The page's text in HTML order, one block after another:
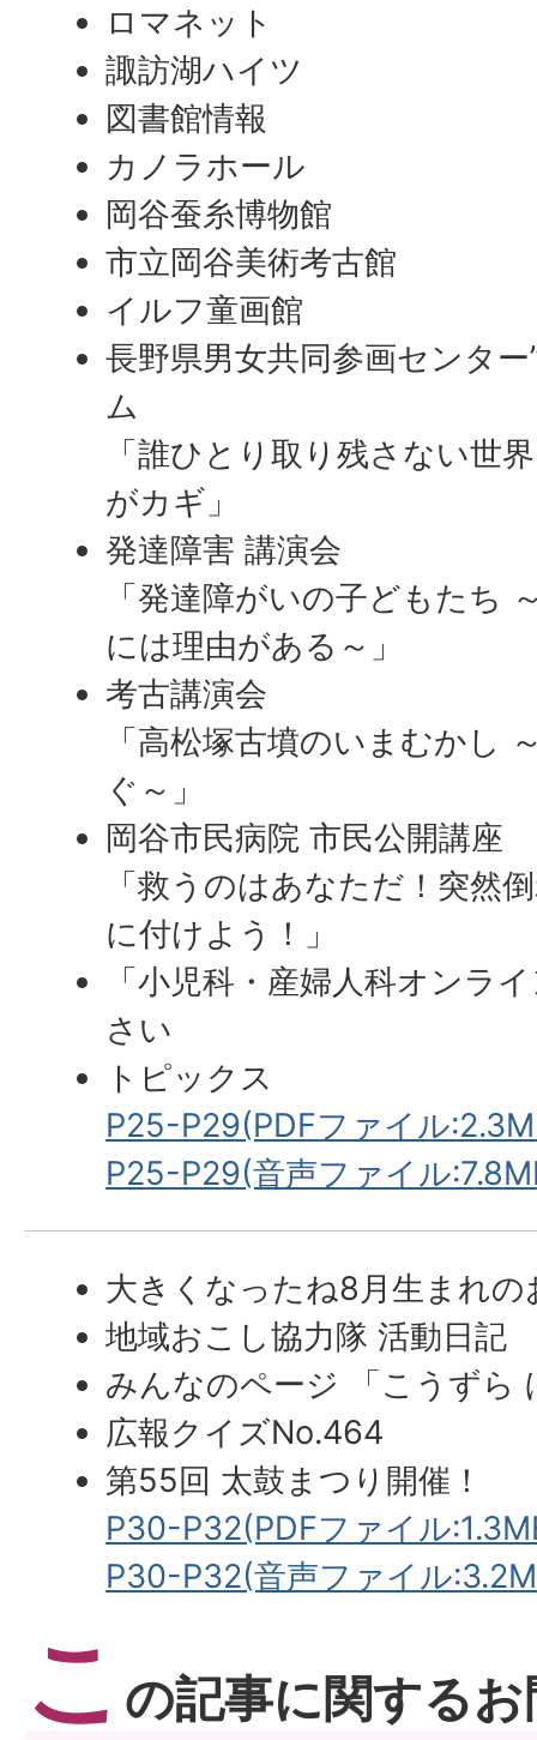
ロマネット
諏訪湖ハイツ
図書館情報
カノラホール
岡谷蚕糸博物館
市立岡谷美術考古館
イルフ童画館
長野県男女共同参画センタ
ム
「誰ひとり取り残さない世
がカギ」
発達障害 講演会
「発達障がいの子どもたち
には理由がある～」
考古講演会
「高松塚古墳のいまむかし
ぐ～」
岡谷市民病院 市民公開講座
「救うのはあなただ！突然
に付けよう！」
「小児科・産婦人科オンラ
さい
トピックス
P25-P29(PDFファイル
P25-P29(音声ファイル
大きくなったね8月生まれの
地域おこし協力隊 活動日記
みんなのページ 「こうずら
広報クイズNo.464
第55回 太鼓まつり開催！
P30-P32(PDFファイル
P30-P32(音声ファイル
こ の記事に関する